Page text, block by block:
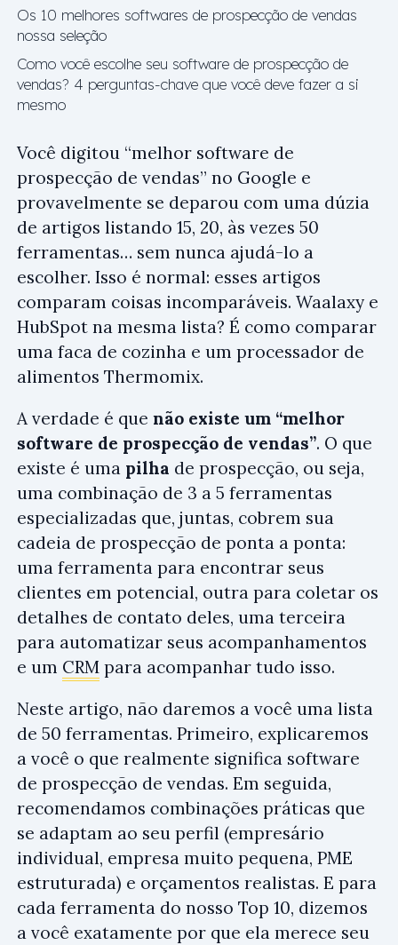
Os 10 melhores softwares de prospecção de vendas
nossa seleção
Como você escolhe seu software de prospecção de
vendas? 4 perguntas-chave que você deve fazer a si
mesmo
Você digitou “melhor software de
prospecção de vendas” no Google e
provavelmente se deparou com uma dúzia
de artigos listando 15, 20, às vezes 50
ferramentas… sem nunca ajudá-lo a
escolher. Isso é normal: esses artigos
comparam coisas incomparáveis. Waalaxy e
HubSpot na mesma lista? É como comparar
uma faca de cozinha e um processador de
alimentos Thermomix.
A verdade é que não existe um “melhor
software de prospecção de vendas”. O que
existe é uma pilha de prospecção, ou seja,
uma combinação de 3 a 5 ferramentas
especializadas que, juntas, cobrem sua
cadeia de prospecção de ponta a ponta:
uma ferramenta para encontrar seus
clientes em potencial, outra para coletar os
detalhes de contato deles, uma terceira
para automatizar seus acompanhamentos
e um CRM para acompanhar tudo isso.
Neste artigo, não daremos a você uma lista
de 50 ferramentas. Primeiro, explicaremos
a você o que realmente significa software
de prospecção de vendas. Em seguida,
recomendamos combinações práticas que
se adaptam ao seu perfil (empresário
individual, empresa muito pequena, PME
estruturada) e orçamentos realistas. E para
cada ferramenta do nosso Top 10, dizemos
a você exatamente por que ela merece seu